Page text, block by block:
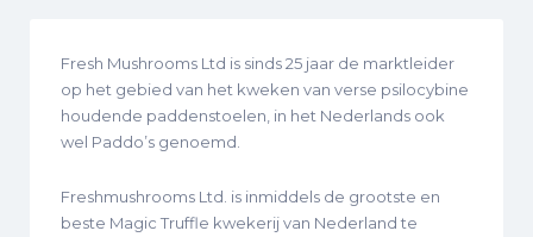
Fresh Mushrooms Ltd is sinds 25 jaar de marktleider
op het gebied van het kweken van verse psilocybine
houdende paddenstoelen, in het Nederlands ook
wel Paddo’s genoemd.
Freshmushrooms Ltd. is inmiddels de grootste en
beste Magic Truffle kwekerij van Nederland te